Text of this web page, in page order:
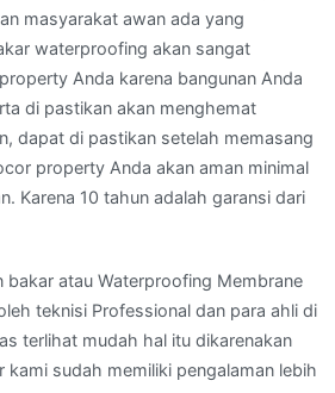
masyarakat awan ada yang
waterproofing akan sangat
Anda karena bangunan Anda
di pastikan akan menghemat
dapat di pastikan setelah memasang
property Anda akan aman minimal
Karena 10 tahun adalah garansi dari
bakar atau Waterproofing Membrane
teknisi Professional dan para ahli di
terlihat mudah hal itu dikarenakan
kami sudah memiliki pengalaman lebih